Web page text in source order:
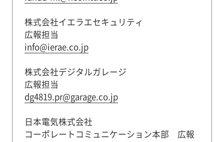
株式会社イエラエセキュリティ
広報担当
info@ierae.co.jp
株式会社デジタルガレージ
広報担当
dg4819.pr@garage.co.jp
日本電気株式会社
コーポレートコミュニケーション本部 広報